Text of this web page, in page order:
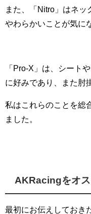
また、「Nitro」はネッ
やわらかいことが気に
「Pro-X」は、シート
に好みであり、また肘
私はこれらのことを総
ました。
AKRacingをオ
最初にお伝えしておき